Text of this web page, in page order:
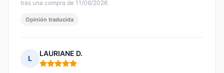
tras una compra de 11/06/2026
Opinión traducida
L
LAURIANE D.
Nota: 5 de 5